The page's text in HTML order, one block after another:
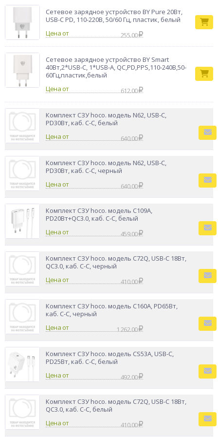
Сетевое зарядное устройство BY Pure 20Вт,
USB-C PD, 110-220В, 50/60 Гц, пластик, белый
Цена от
255.00
Сетевое зарядное устройство BY Smart
40Вт,2*USB-C, 1*USB-A, QC,PD,PPS,110-240В,50-
60Гц,пластик,белый
Цена от
612.00
Комплект СЗУ hoco. модель N62, USB-C,
PD30Вт, каб. C-C, белый
Цена от
640.00
Комплект СЗУ hoco. модель N62, USB-C,
PD30Вт, каб. C-C, черный
Цена от
640.00
Комплект СЗУ hoco. модель C109A,
PD20Вт+QC3.0, каб. C-C, белый
Цена от
459.00
Комплект СЗУ hoco. модель C72Q, USB-C 18Вт,
QC3.0, каб. C-C, черный
Цена от
410.00
Комплект СЗУ hoco. модель C160A, PD65Вт,
каб. C-C, черный
Цена от
1 262.00
Комплект СЗУ hoco. модель CS53A, USB-C,
PD25Вт, каб. C-C, белый
Цена от
492.00
Комплект СЗУ hoco. модель C72Q, USB-C 18Вт,
QC3.0, каб. C-C, белый
Цена от
410.00